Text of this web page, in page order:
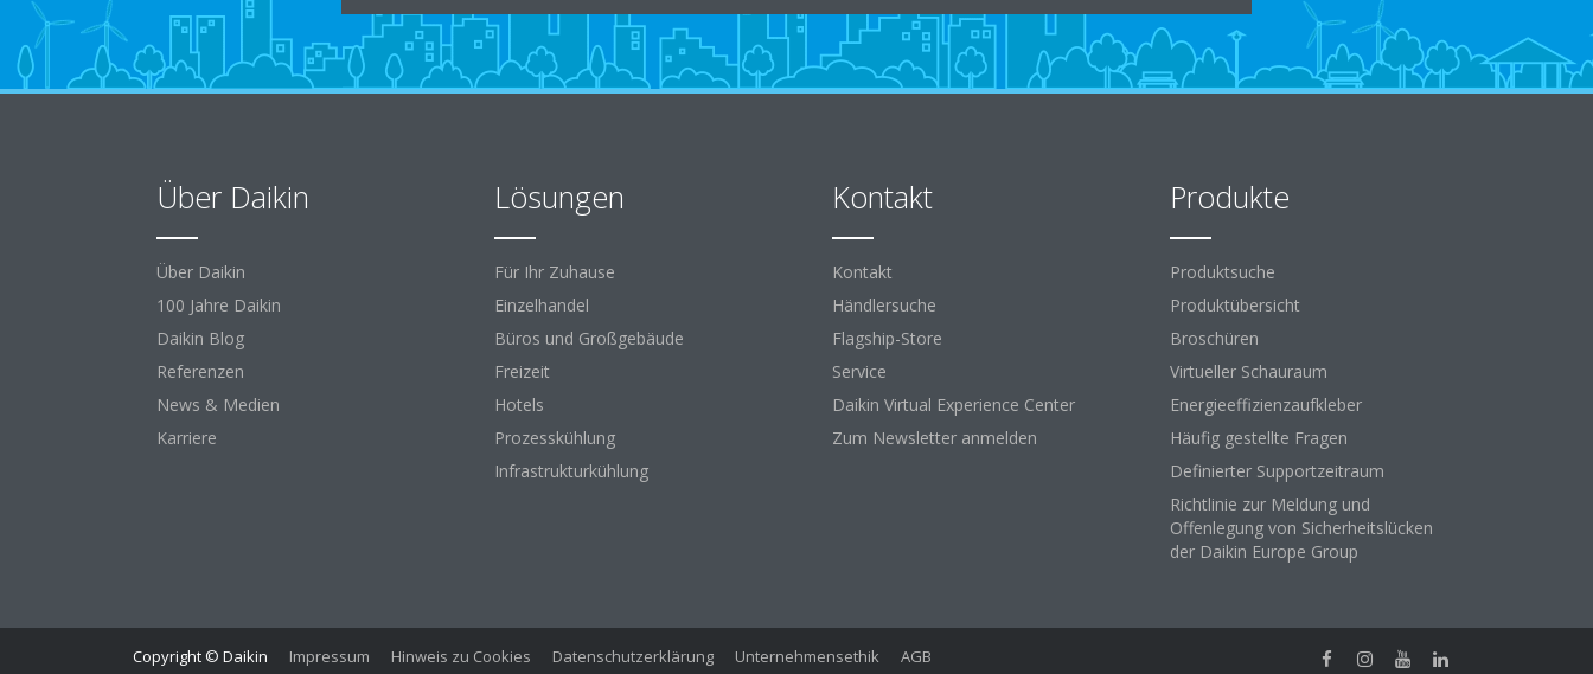
Über Daikin
Über Daikin
100 Jahre Daikin
Daikin Blog
Referenzen
News & Medien
Karriere
Lösungen
Für Ihr Zuhause
Einzelhandel
Büros und Großgebäude
Freizeit
Hotels
Prozesskühlung
Infrastrukturkühlung
Kontakt
Kontakt
Händlersuche
Flagship-Store
Service
Daikin Virtual Experience Center
Zum Newsletter anmelden
Produkte
Produktsuche
Produktübersicht
Broschüren
Virtueller Schauraum
Energieeffizienzaufkleber
Häufig gestellte Fragen
Definierter Supportzeitraum
Richtlinie zur Meldung und
Offenlegung von Sicherheitslücken
der Daikin Europe Group
Copyright © Daikin Impressum Hinweis zu Cookies Datenschutzerklärung Unternehmensethik AGB